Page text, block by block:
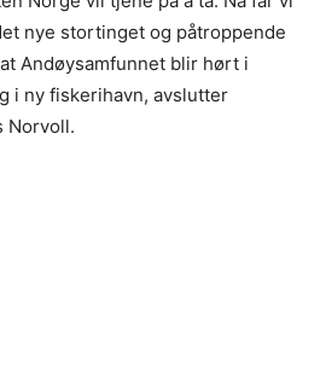
nye stortinget og påtroppende
Andøysamfunnet blir hørt i
i ny fiskerihavn, avslutter
Norvoll.